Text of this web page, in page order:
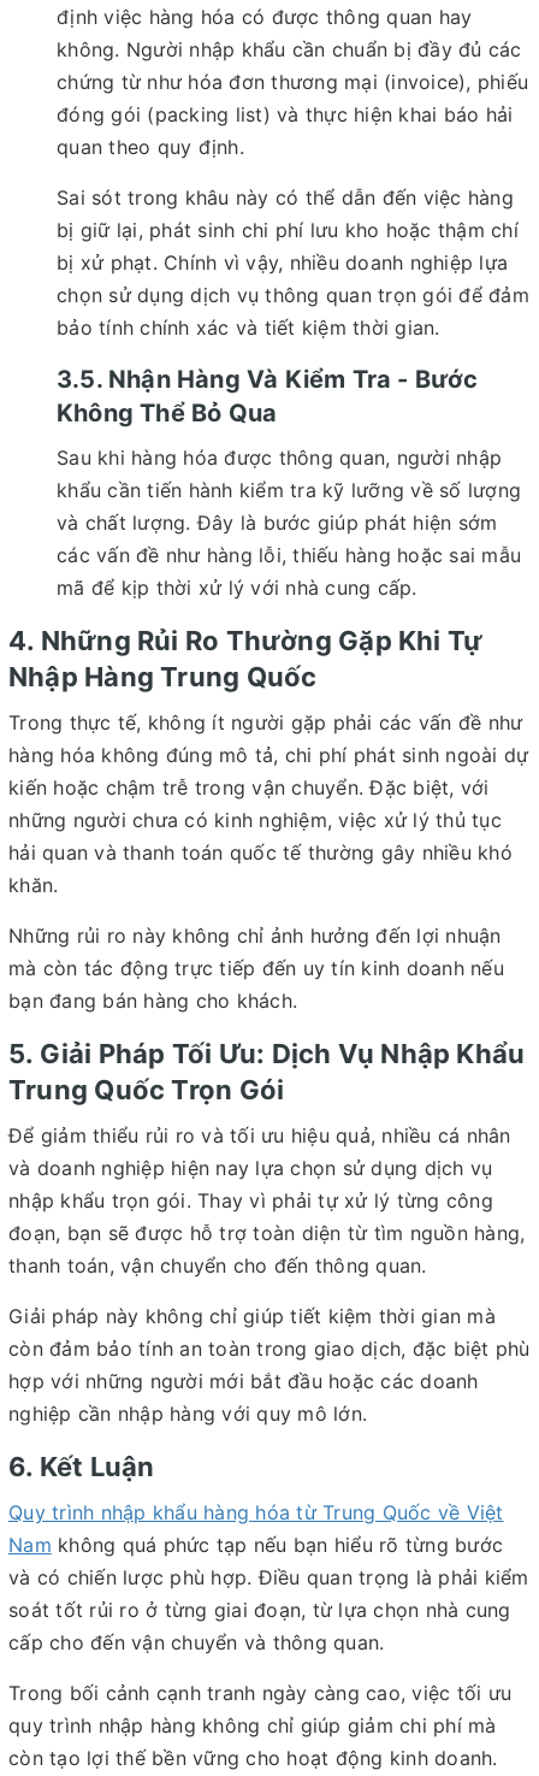
định việc hàng hóa có được thông quan hay
không. Người nhập khẩu cần chuẩn bị đầy đủ các
chứng từ như hóa đơn thương mại (invoice), phiếu
đóng gói (packing list) và thực hiện khai báo hải
quan theo quy định.
Sai sót trong khâu này có thể dẫn đến việc hàng
bị giữ lại, phát sinh chi phí lưu kho hoặc thậm chí
bị xử phạt. Chính vì vậy, nhiều doanh nghiệp lựa
chọn sử dụng dịch vụ thông quan trọn gói để đảm
bảo tính chính xác và tiết kiệm thời gian.
3.5. Nhận Hàng Và Kiểm Tra - Bước
Không Thể Bỏ Qua
Sau khi hàng hóa được thông quan, người nhập
khẩu cần tiến hành kiểm tra kỹ lưỡng về số lượng
và chất lượng. Đây là bước giúp phát hiện sớm
các vấn đề như hàng lỗi, thiếu hàng hoặc sai mẫu
mã để kịp thời xử lý với nhà cung cấp.
4. Những Rủi Ro Thường Gặp Khi Tự
Nhập Hàng Trung Quốc
Trong thực tế, không ít người gặp phải các vấn đề như
hàng hóa không đúng mô tả, chi phí phát sinh ngoài dự
kiến hoặc chậm trễ trong vận chuyển. Đặc biệt, với
những người chưa có kinh nghiệm, việc xử lý thủ tục
hải quan và thanh toán quốc tế thường gây nhiều khó
khăn.
Những rủi ro này không chỉ ảnh hưởng đến lợi nhuận
mà còn tác động trực tiếp đến uy tín kinh doanh nếu
bạn đang bán hàng cho khách.
5. Giải Pháp Tối Ưu: Dịch Vụ Nhập Khẩu
Trung Quốc Trọn Gói
Để giảm thiểu rủi ro và tối ưu hiệu quả, nhiều cá nhân
và doanh nghiệp hiện nay lựa chọn sử dụng dịch vụ
nhập khẩu trọn gói. Thay vì phải tự xử lý từng công
đoạn, bạn sẽ được hỗ trợ toàn diện từ tìm nguồn hàng,
thanh toán, vận chuyển cho đến thông quan.
Giải pháp này không chỉ giúp tiết kiệm thời gian mà
còn đảm bảo tính an toàn trong giao dịch, đặc biệt phù
hợp với những người mới bắt đầu hoặc các doanh
nghiệp cần nhập hàng với quy mô lớn.
6. Kết Luận
Quy trình nhập khẩu hàng hóa từ Trung Quốc về Việt
Nam không quá phức tạp nếu bạn hiểu rõ từng bước
và có chiến lược phù hợp. Điều quan trọng là phải kiểm
soát tốt rủi ro ở từng giai đoạn, từ lựa chọn nhà cung
cấp cho đến vận chuyển và thông quan.
Trong bối cảnh cạnh tranh ngày càng cao, việc tối ưu
quy trình nhập hàng không chỉ giúp giảm chi phí mà
còn tạo lợi thế bền vững cho hoạt động kinh doanh.